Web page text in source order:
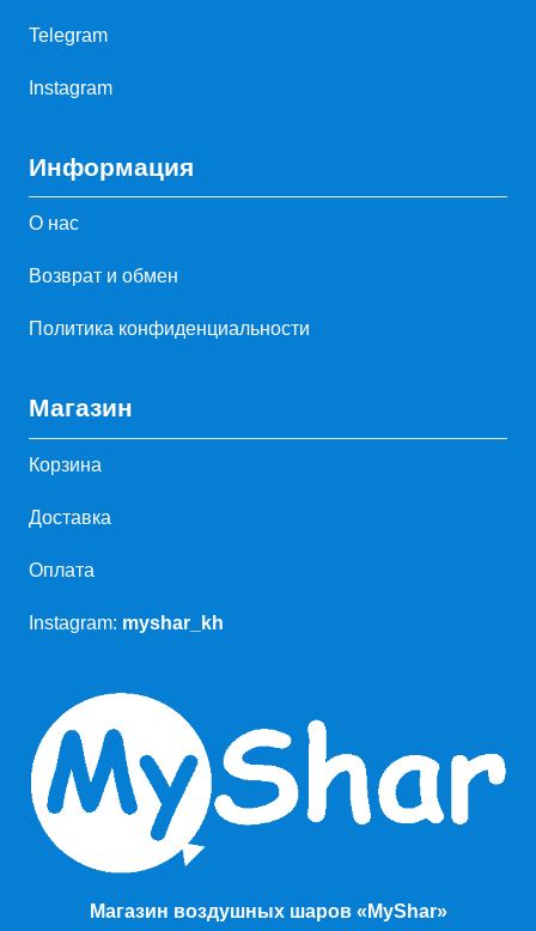
Telegram
Instagram
Информация
О нас
Возврат и обмен
Политика конфиденциальности
Магазин
Корзина
Доставка
Оплата
Instagram: myshar_kh
Магазин воздушных шаров «MyShar»